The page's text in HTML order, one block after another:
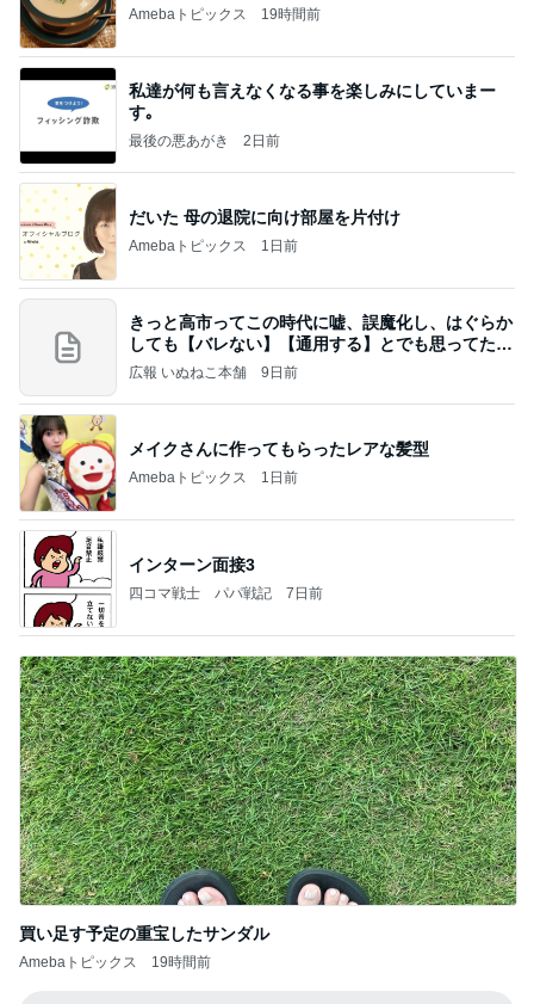
Amebaトピックス 19時間前
私達が何も言えなくなる事を楽しみにしていまー
す｡
最後の悪あがき 2日前
だいた 母の退院に向け部屋を片付け
Amebaトピックス 1日前
きっと高市ってこの時代に嘘、誤魔化し、はぐらか
しても【バレない】【通用する】とでも思ってたん
だろ
広報 いぬねこ本舗 9日前
メイクさんに作ってもらったレアな髪型
Amebaトピックス 1日前
インターン面接3
四コマ戦士 パパ戦記 7日前
買い足す予定の重宝したサンダル
Amebaトピックス 19時間前